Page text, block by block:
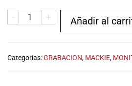
ti, y
mejor
al cliente
Además,
- + Añadir al
Categorías:GRABACION, MACKIE,